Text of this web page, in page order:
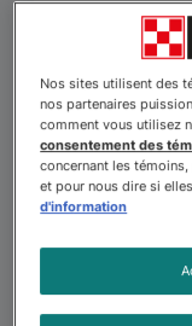
Nos sites utilisent des
nos partenaires
comment vous utilisez
consentement des
concernant les
et pour nous dire si
d'information